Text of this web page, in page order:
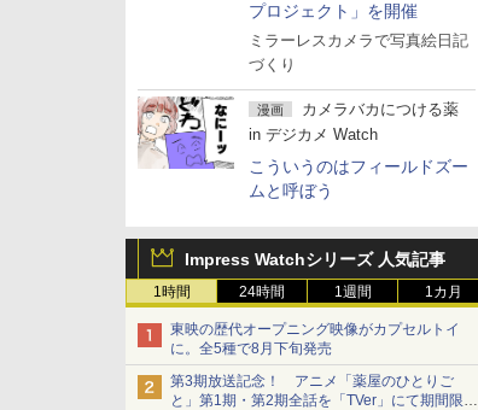
プロジェクト」を開催
ミラーレスカメラで写真絵日記
づくり
漫画
カメラバカにつける薬
in デジカメ Watch
こういうのはフィールドズー
ムと呼ぼう
Impress Watchシリーズ 人気記事
1時間 24時間 1週間 1カ月
東映の歴代オープニング映像がカプセルトイ
に。全5種で8月下旬発売
第3期放送記念！ アニメ「薬屋のひとりご
と」第1期・第2期全話を「TVer」にて期間限定